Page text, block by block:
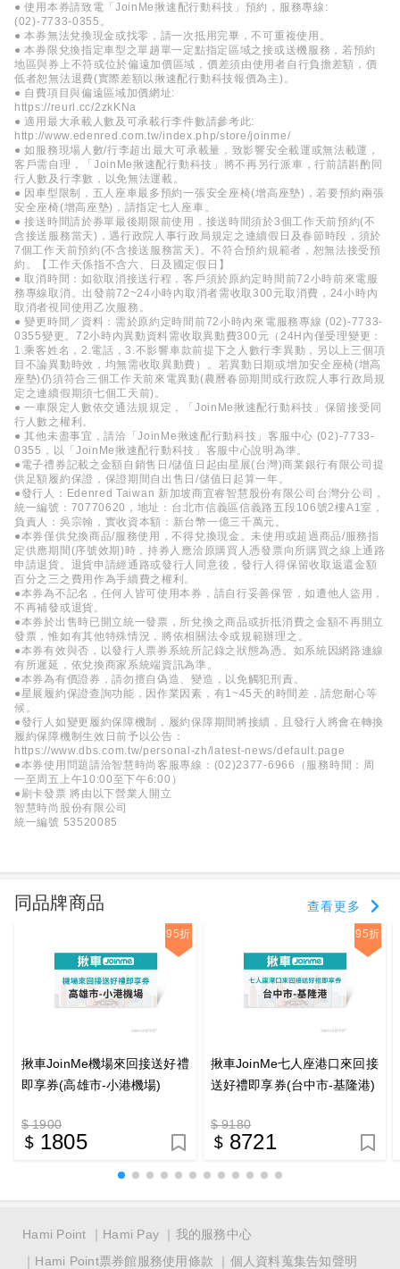
● 使用本券請致電「JoinMe揪速配行動科技」預約，服務專線:
(02)-7733-0355。
● 本券無法兌換現金或找零，請一次抵用完畢，不可重複使用。
● 本券限兌換指定車型之單趟單一定點指定區域之接或送機服務，若預約
地區與券上不符或位於偏遠加價區域，價差須由使用者自行負擔差額，價
低者恕無法退費(實際差額以揪速配行動科技報價為主)。
● 自費項目與偏遠區域加價網址:
https://reurl.cc/2zkKNa
● 適用最大承載人數及可承載行李件數請參考此:
http://www.edenred.com.tw/index.php/store/joinme/
● 如服務現場人數/行李超出最大可承載量，致影響安全載運或無法載運，
客戶需自理，「JoinMe揪速配行動科技」將不再另行派車，行前請斟酌同
行人數及行李數，以免無法運載。
● 因車型限制，五人座車最多預約一張安全座椅(增高座墊)，若要預約兩張
安全座椅(增高座墊)，請指定七人座車。
● 接送時間請於券單最後期限前使用，接送時間須於3個工作天前預約(不
含接送服務當天)，遇行政院人事行政局規定之連續假日及春節時段，須於
7個工作天前預約(不含接送服務當天)。不符合預約規範者，恕無法接受預
約。【工作天係指不含六、日及國定假日】
● 取消時間：如欲取消接送行程，客戶須於原約定時間前72小時前來電服
務專線取消。出發前72~24小時內取消者需收取300元取消費，24小時內
取消者視同使用乙次服務。
● 變更時間／資料：需於原約定時間前72小時內來電服務專線 (02)-7733-
0355變更。72小時內異動資料需收取異動費300元（24H內僅受理變更：
1.乘客姓名，2.電話，3.不影響車款前提下之人數行李異動，另以上三個項
目不論異動時效，均無需收取異動費）。若異動日期或增加安全座椅(增高
座墊)仍須符合三個工作天前來電異動(農曆春節期間或行政院人事行政局規
定之連續假期須七個工天前)。
● 一車限定人數依交通法規規定，「JoinMe揪速配行動科技」保留接受同
行人數之權利。
● 其他未盡事宜，請洽「JoinMe揪速配行動科技」客服中心 (02)-7733-
0355，以「JoinMe揪速配行動科技」客服中心說明為準。
●電子禮券記載之金額自銷售日/儲值日起由星展(台灣)商業銀行有限公司提
供足額履約保證，保證期間自出售日/儲值日起算一年。
●發行人：Edenred Taiwan 新加坡商宜睿智慧股份有限公司台灣分公司，
統一編號：70770620，地址：台北市信義區信義路五段106號2樓A1室，
負責人：吳宗翰，實收資本額：新台幣一億三千萬元。
●本券僅供兌換商品/服務使用，不得兌換現金。未使用或超過商品/服務指
定供應期間(序號效期)時，持券人應洽原購買人憑發票向所購買之線上通路
申請退貨。退貨申請經通路或發行人同意後，發行人得保留收取返還金額
百分之三之費用作為手續費之權利。
●本券為不記名，任何人皆可使用本券，請自行妥善保管，如遭他人盜用，
不再補發或退貨。
●本券於出售時已開立統一發票，所兌換之商品或折抵消費之金額不再開立
發票，惟如有其他特殊情況，將依相關法令或規範辦理之。
●本券有效與否，以發行人票券系統所記錄之狀態為憑。如系統因網路連線
有所遲延，依兌換商家系統端資訊為準。
●本券為有價證券，請勿擅自偽造、變造，以免觸犯刑責。
●星展履約保證查詢功能，因作業因素，有1~45天的時間差，請您耐心等
候。
●發行人如變更履約保障機制，履約保障期間將接續，且發行人將會在轉換
履約保障機制生效日前予以公告：
https://www.dbs.com.tw/personal-zh/latest-news/default.page
●本券使用問題請洽智慧時尚客服專線：(02)2377-6966（服務時間：周
一至周五上午10:00至下午6:00）
●刷卡發票 將由以下營業人開立
智慧時尚股份有限公司
統一編號 53520085
同品牌商品 查看更多
95折
揪車JoinMe機場來回接送好禮
即享券(高雄市-小港機場)
$ 1900
1805
95折
揪車JoinMe七人座港口來回接
送好禮即享券(台中市-基隆港)
$ 9180
8721
Hami Point Hami Pay
我的服務中心
Hami Point票券館服務使用條款
個人資料蒐集告知聲明